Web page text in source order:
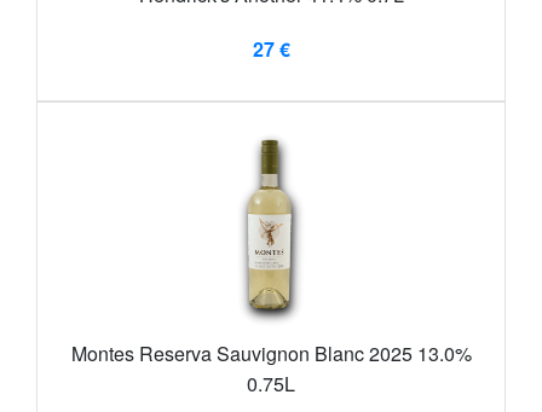
27 €
Montes Reserva Sauvignon Blanc 2025 13.0%
0.75L